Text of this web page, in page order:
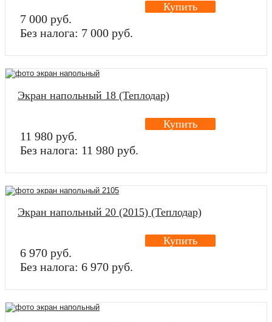
7 000 руб.
Без налога: 7 000 руб.
Купить
Экран напольный 18 (Теплодар)
11 980 руб.
Без налога: 11 980 руб.
Купить
Экран напольный 20 (2015) (Теплодар)
6 970 руб.
Без налога: 6 970 руб.
Купить